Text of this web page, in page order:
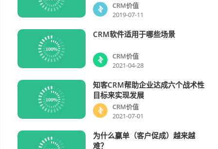
CRM价值
2019-07-11
CRM软件适用于哪些场景
CRM价值
2021-04-28
知客CRM帮助企业达成六个战术性
目标来实现发展
CRM价值
2021-07-01
为什么赢单（客户促成）越来越
难？